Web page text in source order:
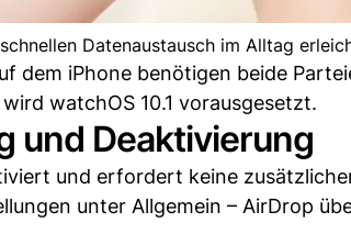
Datenaustausch im Alltag
dem iPhone benötigen beide
watchOS 10.1 vorausgesetzt.
und Deaktivierung
und erfordert keine
unter Allgemein – AirDrop